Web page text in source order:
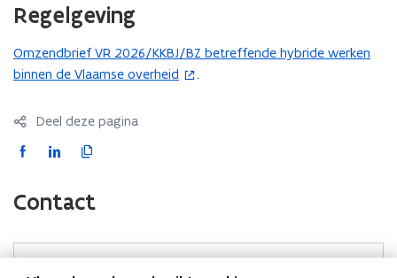
Regelgeving
Omzendbrief VR 2026/KKBJ/BZ betreffende hybride werken
binnen de Vlaamse overheid
(
o
e
n
i
.
Deel deze pagina
F
c
e
o
L
k
d
K
i
e
Contact
Meer informatie of een vraag?